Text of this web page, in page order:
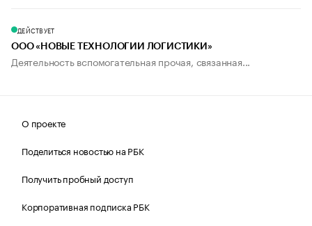
ДЕЙСТВУЕТ
ООО «НОВЫЕ ТЕХНОЛОГИИ ЛОГИСТИКИ»
Деятельность вспомогательная прочая, связанная...
О проекте
Поделиться новостью на РБК
Получить пробный доступ
Корпоративная подписка РБК